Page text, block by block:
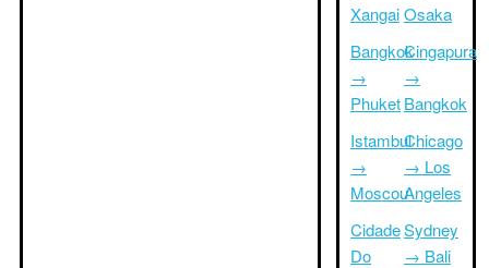
Xangai
Bangkok
→
Phuket
Istambul
→
Moscou
Cidade
Do
Osaka
Cingapura
→
Bangkok
Chicago
→ Los
Angeles
Sydney
→ Bali